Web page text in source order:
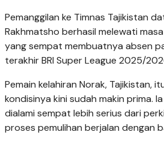
Pemanggilan ke Timnas Tajikistan
Rakhmatsho berhasil melewati
yang sempat membuatnya absen
terakhir BRI Super League 2025/
Pemain kelahiran Norak, Tajikistan,
kondisinya kini sudah makin prima.
dialami sempat lebih serius dari
proses pemulihan berjalan dengan